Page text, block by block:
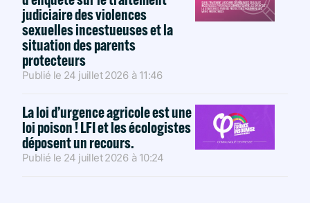
judiciaire des violences
sexuelles incestueuses et la
situation des parents
protecteurs
Publié le 24 juillet 2026 à 11:46
La loi d’urgence agricole est une
loi poison ! LFI et les écologistes
déposent un recours.
Publié le 24 juillet 2026 à 10:24